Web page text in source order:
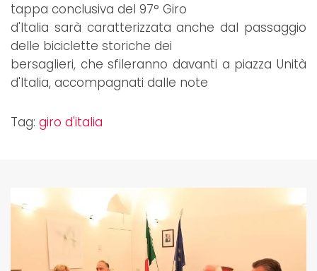
tappa conclusiva del 97° Giro
d'Italia sarà caratterizzata anche dal passaggio
delle biciclette storiche dei
bersaglieri, che sfileranno davanti a piazza Unità
d'Italia, accompagnati dalle note
Tag: giro d'italia